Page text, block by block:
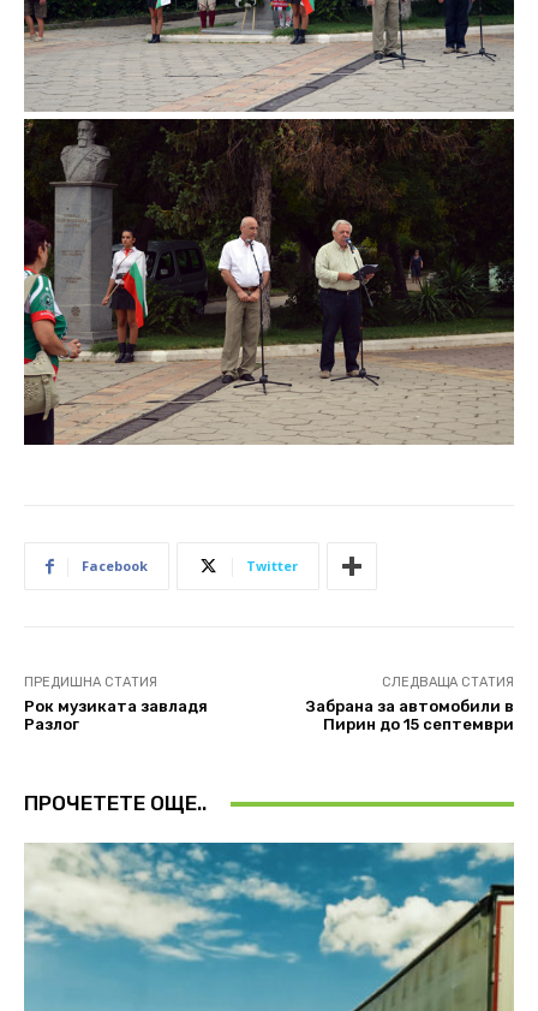
Facebook Twitter
ПРЕДИШНА СТАТИЯ
Рок музиката завладя
Разлог
СЛЕДВАЩА СТАТИЯ
Забрана за автомобили в
Пирин до 15 септември
ПРОЧЕТЕТЕ ОЩЕ..